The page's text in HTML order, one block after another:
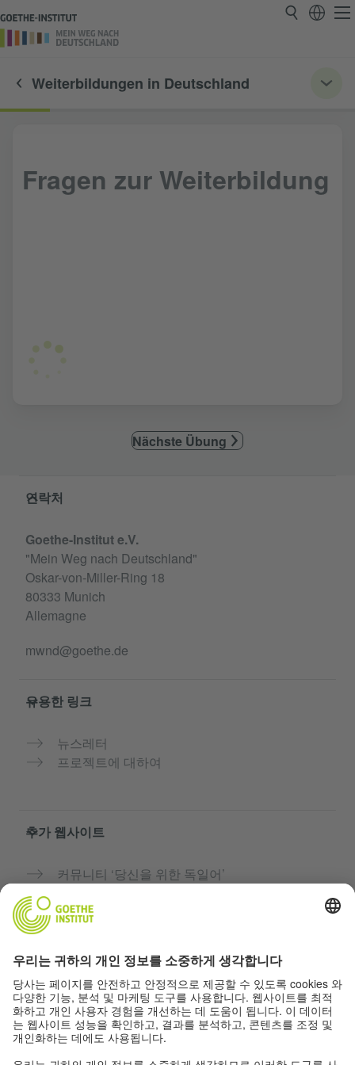
Weiterbildungen in Deutschland
Fragen zur Weiterbildung
Nächste Übung
Service- und Informationsbereich
연락처
Goethe-Institut e.V.
"Mein Weg nach Deutschland"
Oskar-von-Miller-Ring 18
80333 Munich
Allemagne
mwnd@goethe.de
유용한 링크
뉴스레터
프로젝트에 대하여
추가 웹사이트
커뮤니티 ‘당신을 위한 독일어’
괴테 인스티투트의 독일어 과정
개인정보 및 접근성
개인 정보 설정
접근성